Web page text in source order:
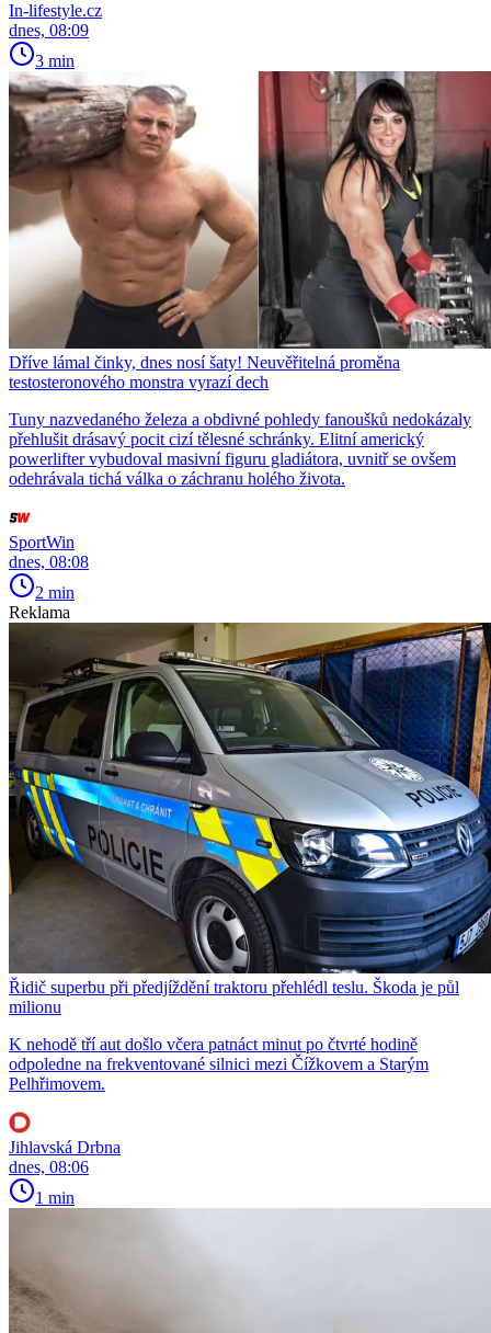
In-lifestyle.cz
dnes, 08:09
3 min
Dříve lámal činky, dnes nosí šaty! Neuvěřitelná proměna
testosteronového monstra vyrazí dech
Tuny nazvedaného železa a obdivné pohledy fanoušků nedokázaly
přehlušit drásavý pocit cizí tělesné schránky. Elitní americký
powerlifter vybudoval masivní figuru gladiátora, uvnitř se ovšem
odehrávala tichá válka o záchranu holého života.
SportWin
dnes, 08:08
2 min
Reklama
Řidič superbu při předjíždění traktoru přehlédl teslu. Škoda je půl
milionu
K nehodě tří aut došlo včera patnáct minut po čtvrté hodině
odpoledne na frekventované silnici mezi Čížkovem a Starým
Pelhřimovem.
Jihlavská Drbna
dnes, 08:06
1 min